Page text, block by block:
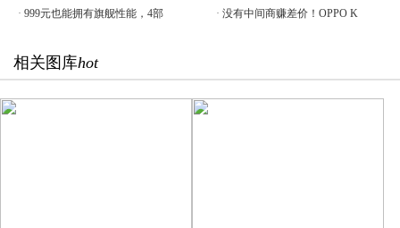
· 999元也能拥有旗舰性能，4部 · 没有中间商赚差价！OPPO K
相关图库hot